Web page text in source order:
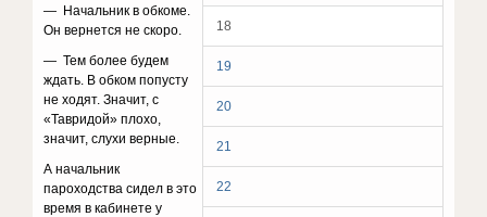
18
19
20
21
22
— Начальник в обкоме.
Он вернется не скоро.
— Тем более будем
ждать. В обком попусту
не ходят. Значит, с
«Тавридой» плохо,
значит, слухи верные.
А начальник
пароходства сидел в это
время в кабинете у